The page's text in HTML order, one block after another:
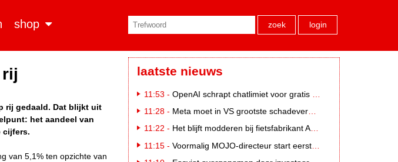
shop zoek login
rij gedaald. Dat blijkt uit
het aandeel van
cijfers.
van 5,1% ten opzichte van
laatste nieuws
11:53 - OpenAI schrapt chatlimiet voor gratis ChatGPT-gebruikers
11:28 - Meta moet in VS grootste schadevergoeding ooit betalen: 567 miljoen dollar
11:22 - Het blijft modderen bij fietsfabrikant Accell. Krijgt uitstel van betaling
11:15 - Voormalig MOJO-directeur start eerste country radiozender. van Nederland